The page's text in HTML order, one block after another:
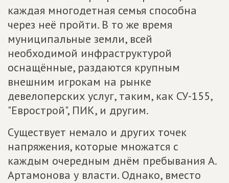
каждая многодетная семья способна
через неё пройти. В то же время
муниципальные земли, всей
необходимой инфраструктурой
оснащённые, раздаются крупным
внешним игрокам на рынке
девелоперских услуг, таким, как СУ-155,
"Еврострой", ПИК, и другим.
Существует немало и других точек
напряжения, которые множатся с
каждым очередным днём пребывания А.
Артамонова у власти. Однако, вместо